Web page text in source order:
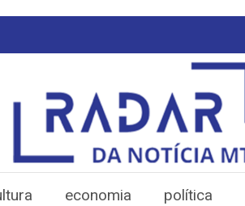
economia política